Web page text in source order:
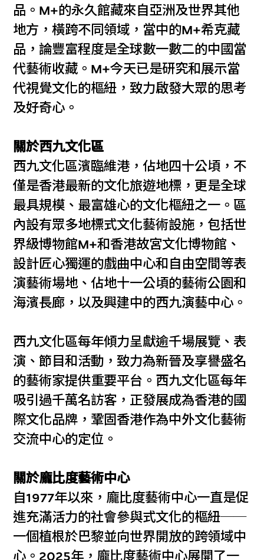
品。M+的永久館藏來自亞洲及世界其他
地方，橫跨不同領域，當中的M+希克藏
品，論豐富程度是全球數一數二的中國當
代藝術收藏。M+今天已是研究和展示當
代視覺文化的樞紐，致力啟發大眾的思考
及好奇心。
關於西九文化區
西九文化區濱臨維港，佔地四十公頃，不
僅是香港最新的文化旅遊地標，更是全球
最具規模、最富雄心的文化樞紐之一。區
內設有眾多地標式文化藝術設施，包括世
界級博物館M+和香港故宮文化博物館、
設計匠心獨運的戲曲中心和自由空間等表
演藝術場地、佔地十一公頃的藝術公園和
海濱長廊，以及興建中的西九演藝中心。
西九文化區每年傾力呈獻逾千場展覽、表
演、節目和活動，致力為新晉及享譽盛名
的藝術家提供重要平台。西九文化區每年
吸引過千萬名訪客，正發展成為香港的國
際文化品牌，鞏固香港作為中外文化藝術
交流中心的定位。
關於龐比度藝術中心
自1977年以來，龐比度藝術中心一直是促
進充滿活力的社會參與式文化的樞紐──
一個植根於巴黎並向世界開放的跨領域中
心。2025年，龐比度藝術中心展開了一